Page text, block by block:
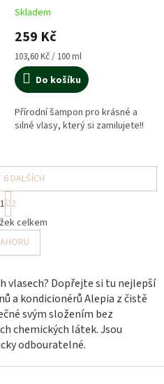
Skladem
259 Kč
Měrná
cena:
103,60 Kč / 100 ml
Do košíku
Přírodní šampon pro krásné a
silné vlasy, který si zamilujete!!
O
v
l
á
a
c
í
p
r
v
k
DALŠÍCH
S
t
r
á
n
k
v
á
n
í
1 2
celkem
vlasech? Dopřejte si tu nejlepší
a kondicionérů Alepia z čistě
svým složením bez
chemických látek. Jsou
odbouratelné.